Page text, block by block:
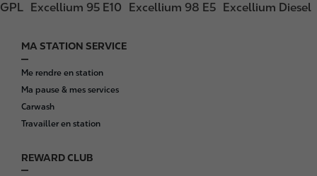
GPL Excellium 95 E10 Excellium 98 E5 Excellium Diesel
F
o
o
t
e
MA STATION SERVICE
Me rendre en station
Ma pause & mes services
Carwash
Travailler en station
REWARD CLUB